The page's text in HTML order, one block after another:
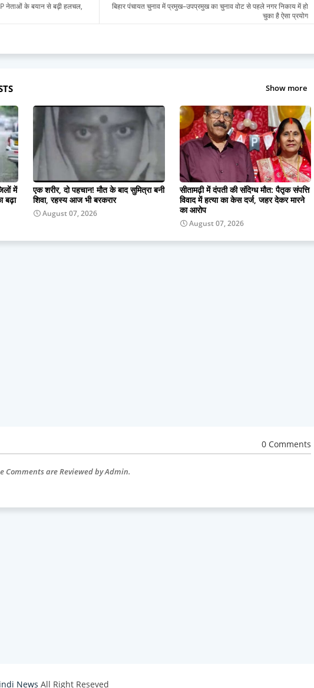
बिहार पंचायत चुनाव में प्रमुख–उपप्रमुख का चुनाव वोट से पहले नगर निकाय में हो
चुका है ऐसा प्रयोग
नेताओं के बयान से बढ़ी हलचल,
Show more
में
बढ़ा
एक शरीर, दो पहचान! मौत के बाद सुमित्रा बनी
शिवा, रहस्य आज भी बरकरार
August 07, 2026
सीतामढ़ी में दंपती की संदिग्ध मौत: पैतृक संपत्ति
विवाद में हत्या का केस दर्ज, जहर देकर मारने
का आरोप
August 07, 2026
0 Comments
Comments are Reviewed by Admin.
News All Right Reseved